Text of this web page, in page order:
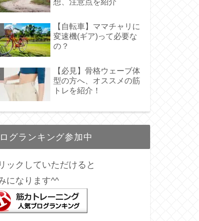
【自転車】ママチャリに
変速機(ギア)って必要な
の？
【必見】骨格ウェーブ体
型の方へ、オススメの筋
トレを紹介！
グランキング参加中
ックしていただけると
になります^^